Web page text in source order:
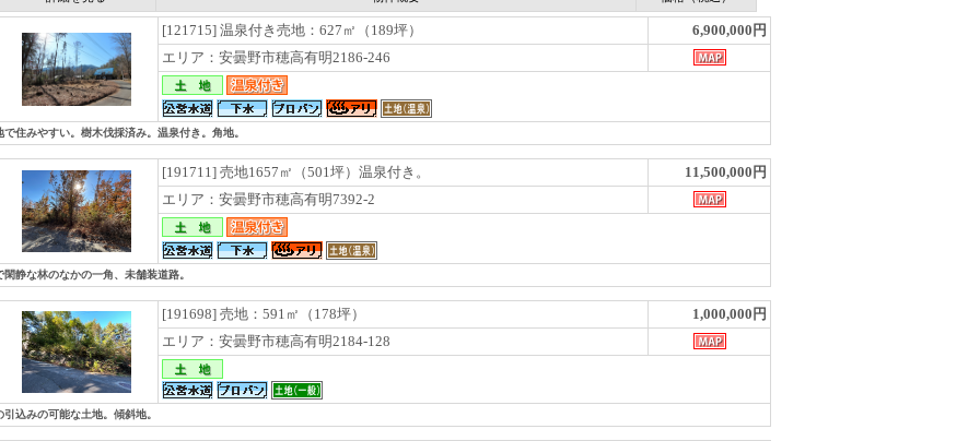
[121715] 温泉付き売地：627㎡（189坪）
6,900,000円
エリア：安曇野市穂高有明2186-246
住みやすい。樹木伐採済み。温泉付き。角地。
[191711] 売地1657㎡（501坪）温泉付き。
11,500,000円
エリア：安曇野市穂高有明7392-2
静な林のなかの一角、未舗装道路。
[191698] 売地：591㎡（178坪）
1,000,000円
エリア：安曇野市穂高有明2184-128
込みの可能な土地。傾斜地。